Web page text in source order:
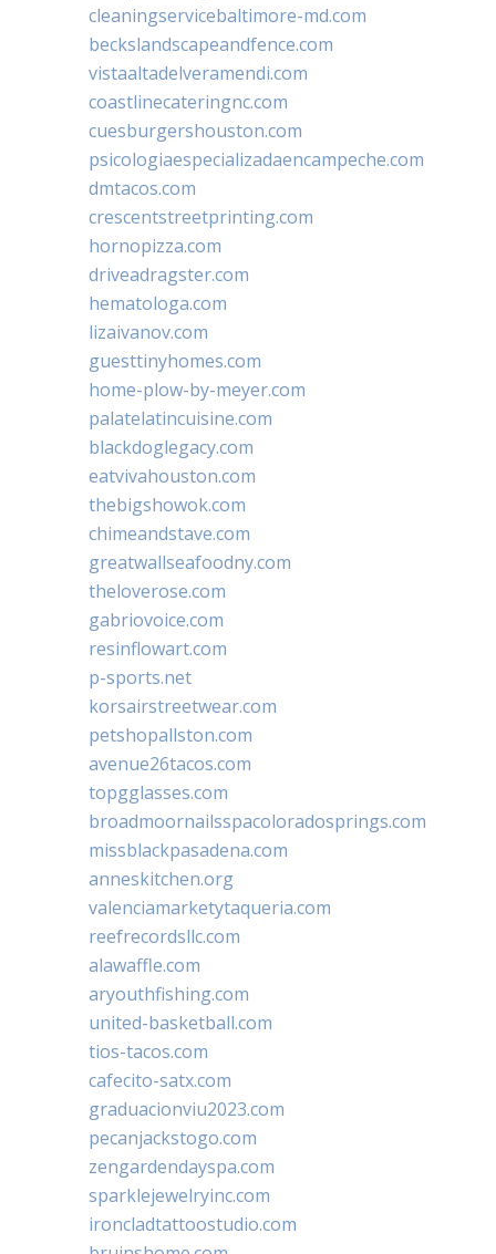
cleaningservicebaltimore-md.com
beckslandscapeandfence.com
vistaaltadelveramendi.com
coastlinecateringnc.com
cuesburgershouston.com
psicologiaespecializadaencampeche.com
dmtacos.com
crescentstreetprinting.com
hornopizza.com
driveadragster.com
hematologa.com
lizaivanov.com
guesttinyhomes.com
home-plow-by-meyer.com
palatelatincuisine.com
blackdoglegacy.com
eatvivahouston.com
thebigshowok.com
chimeandstave.com
greatwallseafoodny.com
theloverose.com
gabriovoice.com
resinflowart.com
p-sports.net
korsairstreetwear.com
petshopallston.com
avenue26tacos.com
topgglasses.com
broadmoornailsspacoloradosprings.com
missblackpasadena.com
anneskitchen.org
valenciamarketytaqueria.com
reefrecordsllc.com
alawaffle.com
aryouthfishing.com
united-basketball.com
tios-tacos.com
cafecito-satx.com
graduacionviu2023.com
pecanjackstogo.com
zengardendayspa.com
sparklejewelryinc.com
ironcladtattoostudio.com